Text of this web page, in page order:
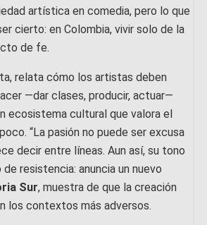
artística en comedia, pero lo que
cierto: en Colombia, vivir solo de la
de fe.
relata cómo los artistas deben
—dar clases, producir, actuar—
ecosistema cultural que valora el
“La pasión no puede ser excusa
decir entre líneas. Aun así, su tono
de resistencia: anuncia un nuevo
Sur, muestra de que la creación
los contextos más adversos.